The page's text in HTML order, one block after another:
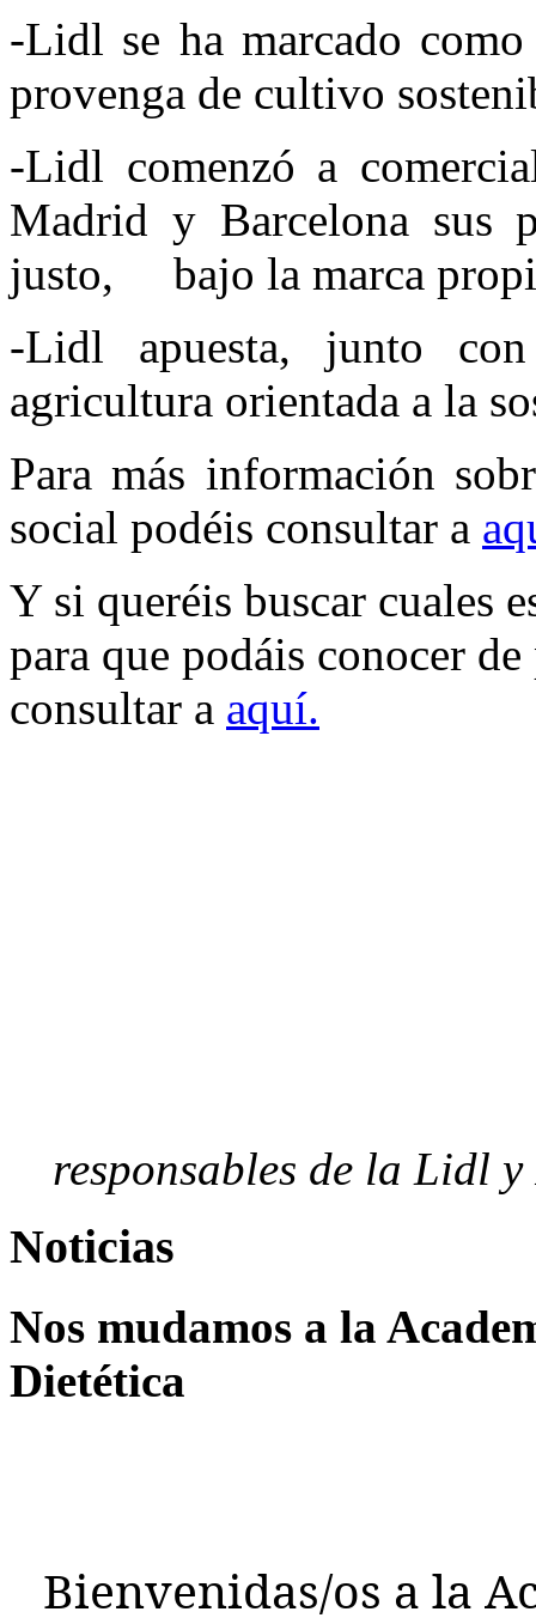
-Lidl se ha marcado
provenga de cultivo
-Lidl comenzó a
Madrid y Barcelona sus
justo, bajo la marca
-Lidl apuesta, junto
agricultura orientada a la
Para más información
social podéis consultar a
Y si queréis buscar cuales
para que podáis conocer
consultar a aquí.
responsables de la Lidl
Noticias
Nos mudamos a la
Dietética
Bienvenidas/os a la